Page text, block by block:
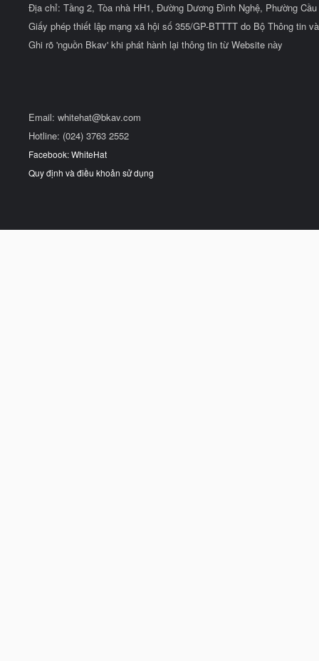
Địa chỉ: Tầng 2, Tòa nhà HH1, Đường Dương Đình Nghệ, Phường
Giấy phép thiết lập mạng xã hội số 355/GP-BTTTT do Bộ Thông tin
Ghi rõ 'nguồn Bkav' khi phát hành lại thông tin từ Website này
Email: whitehat@bkav.com
Hotline: (024) 3763 2552
Facebook: WhiteHat
Quy định và điều khoản sử dụng